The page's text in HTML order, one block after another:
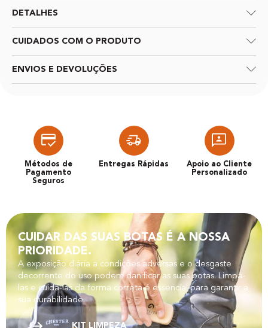
DETALHES
CUIDADOS COM O PRODUTO
ENVIOS E DEVOLUÇÕES
Métodos de
Pagamento
Seguros
Entregas Rápidas
Apoio ao Cliente
Personalizado
CUIDAR DAS SUAS BOTAS É A NOSSA
PRIORIDADE.​
A exposição diária a condições adversas e o desgaste
decorrente do uso podem danificar as suas botas. Limpá-
las e cuidá-las da forma correta é essencial para garantir a
sua durabilidade.
KIT LIMPEZA